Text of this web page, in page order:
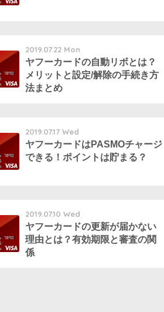
2019.07.22 Mon
ヤフーカードの自動リボとは？
メリットと設定/解除の手続き方
法まとめ
2019.07.17 Wed
ヤフーカードはPASMOチャージ
できる！ポイントは貯まる？
2019.07.10 Wed
ヤフーカードの更新が届かない
理由とは？有効期限と審査の関
係